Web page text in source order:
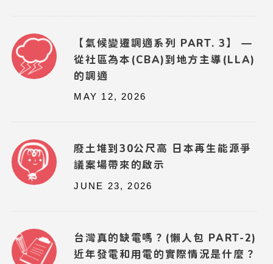
【氣候變遷調適系列 PART. 3】 —
從社區為本(CBA)到地方主導(LLA)
的調適
MAY 12, 2026
廢土堆到30公尺高 日本再生能源爭
議案場帶來的啟示
JUNE 23, 2026
台灣真的缺電嗎？(懶人包 PART-2)
近年發電和用電的實際情況是什麼？